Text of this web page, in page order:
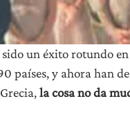
sido un éxito rotundo
países, y ahora han
la cosa no da